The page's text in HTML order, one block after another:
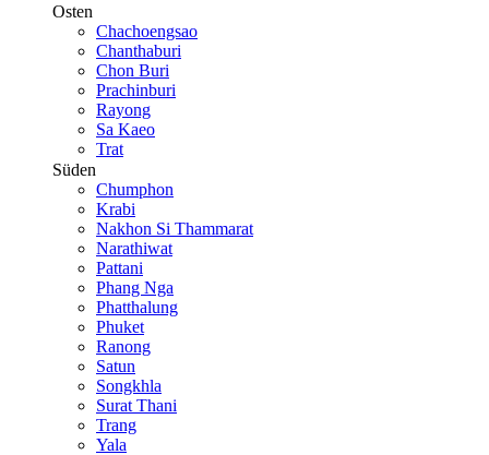
Osten
Chachoengsao
Chanthaburi
Chon Buri
Prachinburi
Rayong
Sa Kaeo
Trat
Süden
Chumphon
Krabi
Nakhon Si Thammarat
Narathiwat
Pattani
Phang Nga
Phatthalung
Phuket
Ranong
Satun
Songkhla
Surat Thani
Trang
Yala